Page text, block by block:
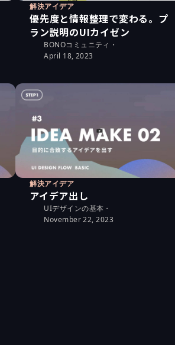
解決アイデア
優先度と情報整理で変わる。プ
ラン説明のUIカイゼン
BONOコミュニティ ・
April 18, 2023
解決アイデア
アイデア出し
UIデザインの基本 ・
November 22, 2023